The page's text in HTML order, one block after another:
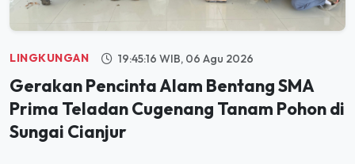
LINGKUNGAN 19:45:16 WIB, 06 Agu 2026
Gerakan Pencinta Alam Bentang SMA
Prima Teladan Cugenang Tanam Pohon di
Sungai Cianjur